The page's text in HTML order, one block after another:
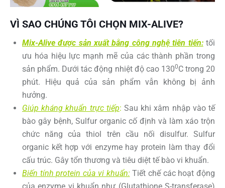
VÌ SAO CHÚNG TÔI CHỌN MIX-ALIVE?
Mix-Alive được sản xuất bằng công nghệ tiên tiến:tối
ưu hóa hiệu lực mạnh mẽ của các thành phần trong
sản phẩm. Dưới tác động nhiệt độ cao 1300C trong 20
phút. Hiệu quả của sản phẩm vẫn không bị ảnh
hưởng.
Giúp kháng khuẩn trực tiếp: Sau khi xâm nhập vào tế
bào gây bệnh, Sulfur organic cố định và làm xáo trộn
chức năng của thiol trên cầu nối disulfur. Sulfur
organic kết hợp với enzyme hay protein làm thay đổi
cấu trúc. Gây tổn thương và tiêu diệt tế bào vi khuẩn.
Biến tính protein của vi khuẩn:Tiết chế các hoạt động